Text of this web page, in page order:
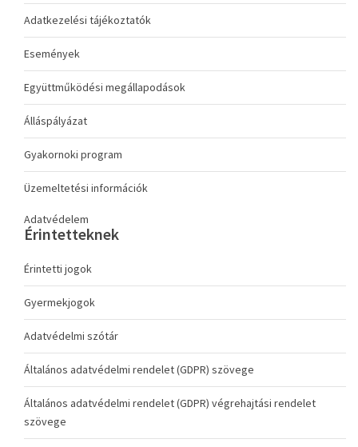
Adatkezelési tájékoztatók
Események
Együttműködési megállapodások
Álláspályázat
Gyakornoki program
Üzemeltetési információk
Adatvédelem
Érintetteknek
Érintetti jogok
Gyermekjogok
Adatvédelmi szótár
Általános adatvédelmi rendelet (GDPR) szövege
Általános adatvédelmi rendelet (GDPR) végrehajtási rendelet
szövege